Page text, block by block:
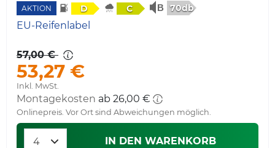
AKTION D C 70db
EU-Reifenlabel
57,00 €
53,27 €
Inkl. MwSt.
Montagekosten ab 26,00 €
Onlinepreis. Vor Ort sind Abweichungen möglich.
IN DEN WARENKORB